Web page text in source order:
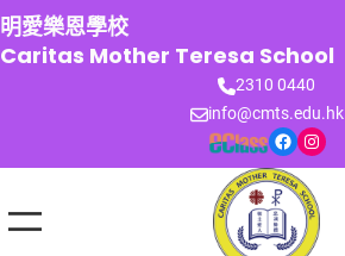
跳
至
主
明愛樂恩學校
Caritas Mother Teresa School
2310 0440
info@cmts.edu.hk
Facebook Instagram